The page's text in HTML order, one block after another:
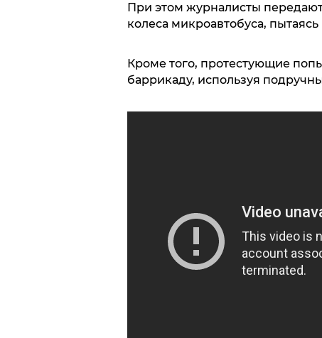
При этом журналисты
колеса микроавтобуса,
Кроме того, протестующие
баррикаду, используя